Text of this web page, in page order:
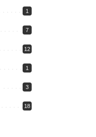
1
7
12
1
3
18